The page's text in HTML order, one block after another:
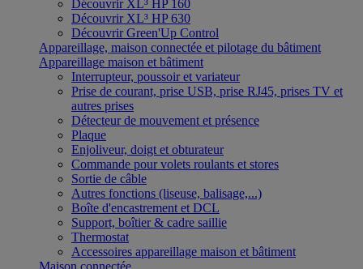
Découvrir XL³ HP 160
Découvrir XL³ HP 630
Découvrir Green'Up Control
Appareillage, maison connectée et pilotage du bâtiment
Appareillage maison et bâtiment
Interrupteur, poussoir et variateur
Prise de courant, prise USB, prise RJ45, prises TV et
autres prises
Détecteur de mouvement et présence
Plaque
Enjoliveur, doigt et obturateur
Commande pour volets roulants et stores
Sortie de câble
Autres fonctions (liseuse, balisage,...)
Boîte d'encastrement et DCL
Support, boîtier & cadre saillie
Thermostat
Accessoires appareillage maison et bâtiment
Maison connectée